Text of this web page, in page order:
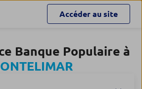
Accéder au site
Banque Populaire à